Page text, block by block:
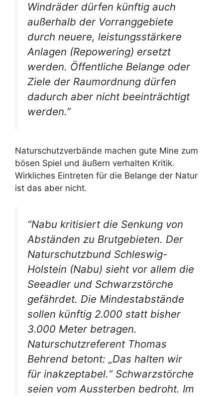
Windräder dürfen künftig auch
außerhalb der Vorranggebiete
durch neuere, leistungsstärkere
Anlagen (Repowering) ersetzt
werden. Öffentliche Belange oder
Ziele der Raumordnung dürfen
dadurch aber nicht beeinträchtigt
werden.”
Naturschutzverbände machen gute Mine zum
bösen Spiel und äußern verhalten Kritik.
Wirkliches Eintreten für die Belange der Natur
ist das aber nicht.
“Nabu kritisiert die Senkung von
Abständen zu Brutgebieten. Der
Naturschutzbund Schleswig-
Holstein (Nabu) sieht vor allem die
Seeadler und Schwarzstörche
gefährdet. Die Mindestabstände
sollen künftig 2.000 statt bisher
3.000 Meter betragen.
Naturschutzreferent Thomas
Behrend betont: „Das halten wir
für inakzeptabel.“ Schwarzstörche
seien vom Aussterben bedroht. Im